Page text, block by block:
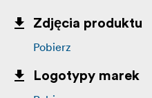
Zdjęcia produktu
Pobierz
Logotypy marek